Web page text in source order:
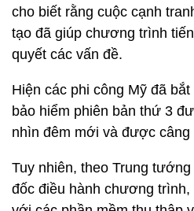
cho biết rằng cuộc cạnh
tạo đã giúp chương trình
quyết các vấn đề.
Hiện các phi công Mỹ đã
bảo hiểm phiên bản thứ 3
nhìn đêm mới và được câng
Tuy nhiên, theo Trung
đốc điều hành chương